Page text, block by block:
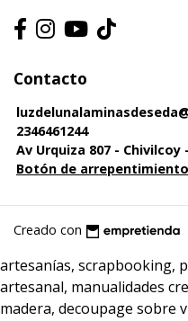
Contacto
2346461244
Av Urquiza 807 -
Botón de arrepentimiento
Creado con
artesanías, scrapbooking,
artesanal, manualidades
madera, decoupage sobre